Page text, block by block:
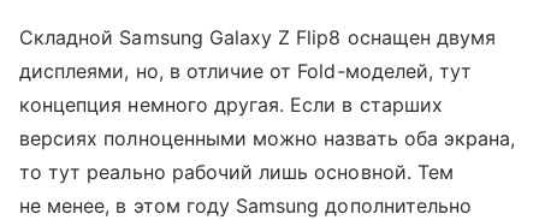
Складной Samsung Galaxy Z Flip8 оснащен двумя
дисплеями, но, в отличие от Fold-моделей, тут
концепция немного другая. Если в старших
версиях полноценными можно назвать оба экрана,
то тут реально рабочий лишь основной. Тем
не менее, в этом году Samsung дополнительно